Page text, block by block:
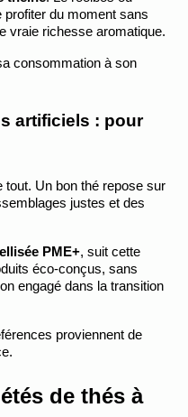
du moment sans
vraie richesse aromatique.
consommation à son
artificiels : pour
tout. Un bon thé repose sur
justes et des
PME+, suit cette
éco-conçus, sans
engagé dans la transition
proviennent de
de thés à